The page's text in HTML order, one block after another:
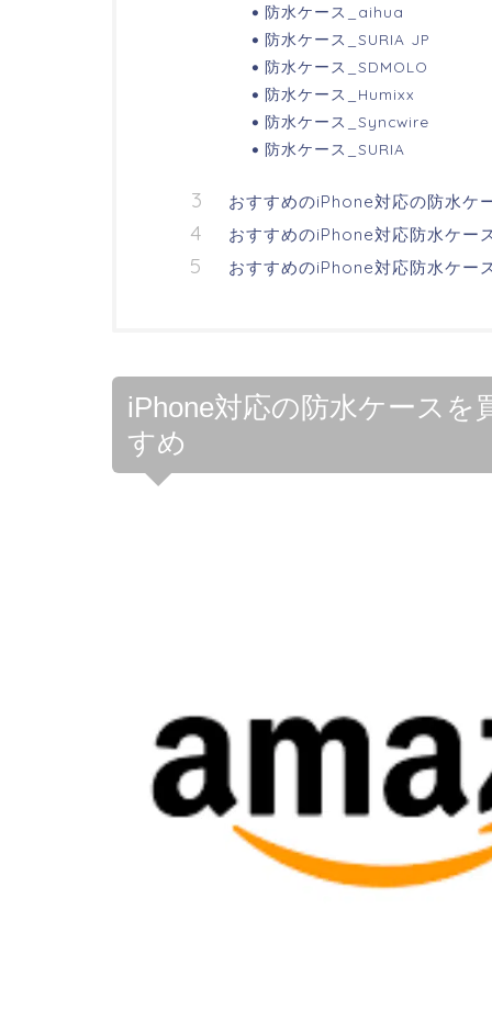
防水ケース_aihua
防水ケース_SURIA JP
防水ケース_SDMOLO
防水ケース_Humixx
防水ケース_Syncwire
防水ケース_SURIA
おすすめのiPhone対応の防水ケ
おすすめのiPhone対応防水ケー
おすすめのiPhone対応防水ケ
iPhone対応の防水ケース
すめ